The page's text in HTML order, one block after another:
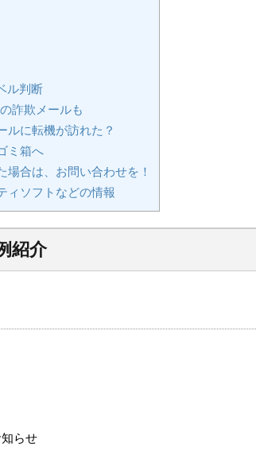
ル判断
詐欺メールも
ルに転機が訪れた？
ミ箱へ
場合は、お問い合わせを！
ィソフトなどの情報
紹介
らせ